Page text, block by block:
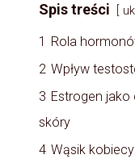
Spis treści
1 Rola
2 Wpływ
3 Estrogen jako
skóry
4 Wąsik